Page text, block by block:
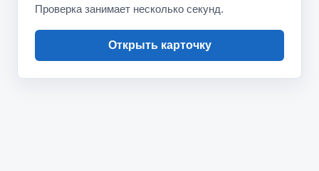
Проверка занимает несколько секунд.
Открыть карточку